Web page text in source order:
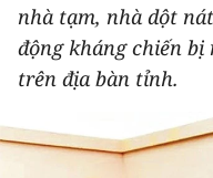
DU LỊCH
THẾ GIỚI
THỂ THAO
nhà tạm, nhà dột
động kháng chiến bị
trên địa bàn tỉnh.